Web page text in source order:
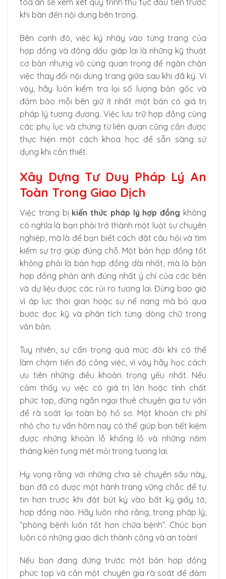
tòa án sẽ xem xét quy trình thủ tục đầu tiên trước
khi bàn đến nội dung bên trong.
Bên cạnh đó, việc ký nháy vào từng trang của
hợp đồng và đóng dấu giáp lai là những kỹ thuật
cơ bản nhưng vô cùng quan trọng để ngăn chặn
việc thay đổi nội dung trang giữa sau khi đã ký. Vì
vậy, hãy luôn kiểm tra lại số lượng bản gốc và
đảm bảo mỗi bên giữ ít nhất một bản có giá trị
pháp lý tương đương. Việc lưu trữ hợp đồng cùng
các phụ lục và chứng từ liên quan cũng cần được
thực hiện một cách khoa học để sẵn sàng sử
dụng khi cần thiết.
Xây Dựng Tư Duy Pháp Lý An
Toàn Trong Giao Dịch
Việc trang bị kiến thức pháp lý hợp đồng không
có nghĩa là bạn phải trở thành một luật sư chuyên
nghiệp, mà là để bạn biết cách đặt câu hỏi và tìm
kiếm sự trợ giúp đúng chỗ. Một bản hợp đồng tốt
không phải là bản hợp đồng dài nhất, mà là bản
hợp đồng phản ánh đúng nhất ý chí của các bên
và dự liệu được các rủi ro tương lai. Đừng bao giờ
vì áp lực thời gian hoặc sự nể nang mà bỏ qua
bước đọc kỹ và phân tích từng dòng chữ trong
văn bản.
Tuy nhiên, sự cẩn trọng quá mức đôi khi có thể
làm chậm tiến độ công việc, vì vậy hãy học cách
ưu tiên những điều khoản trọng yếu nhất. Nếu
cảm thấy vụ việc có giá trị lớn hoặc tính chất
phức tạp, đừng ngần ngại thuê chuyên gia tư vấn
để rà soát lại toàn bộ hồ sơ. Một khoản chi phí
nhỏ cho tư vấn hôm nay có thể giúp bạn tiết kiệm
được những khoản lỗ khổng lồ và những năm
tháng kiện tụng mệt mỏi trong tương lai.
Hy vọng rằng với những chia sẻ chuyên sâu này,
bạn đã có được một hành trang vững chắc để tự
tin hơn trước khi đặt bút ký vào bất kỳ giấy tờ,
hợp đồng nào. Hãy luôn nhớ rằng, trong pháp lý,
“phòng bệnh luôn tốt hơn chữa bệnh”. Chúc bạn
luôn có những giao dịch thành công và an toàn!
Nếu bạn đang đứng trước một bản hợp đồng
phức tạp và cần một chuyên gia rà soát để đảm